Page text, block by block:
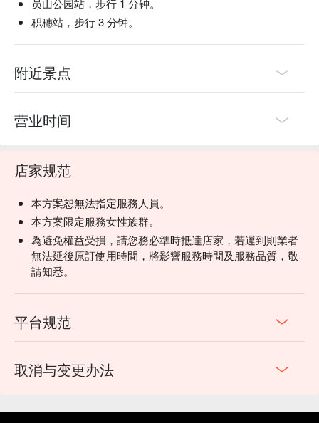
员山公园站，步行 1 分钟。
积穗站，步行 3 分钟。
附近景点
营业时间
店家规范
本方案恕無法指定服務人員。
本方案限定服務女性族群。
為避免權益受損，請您務必準時抵達店家，若遲到則業者
無法延後原訂使用時間，將影響服務時間及服務品質，敬
請知悉。
平台规范
取消与变更办法